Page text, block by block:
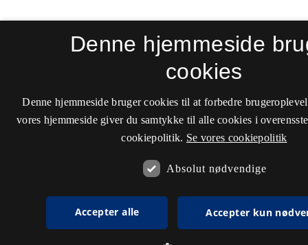
Denne hjemmeside
cookies
Denne hjemmeside bruger cookies til at forbedre
vores hjemmeside giver du samtykke til alle cookies i
cookiepolitik. Se vores cookiepolitik
Absolut nødvendige
Accepter alle Accepter kun